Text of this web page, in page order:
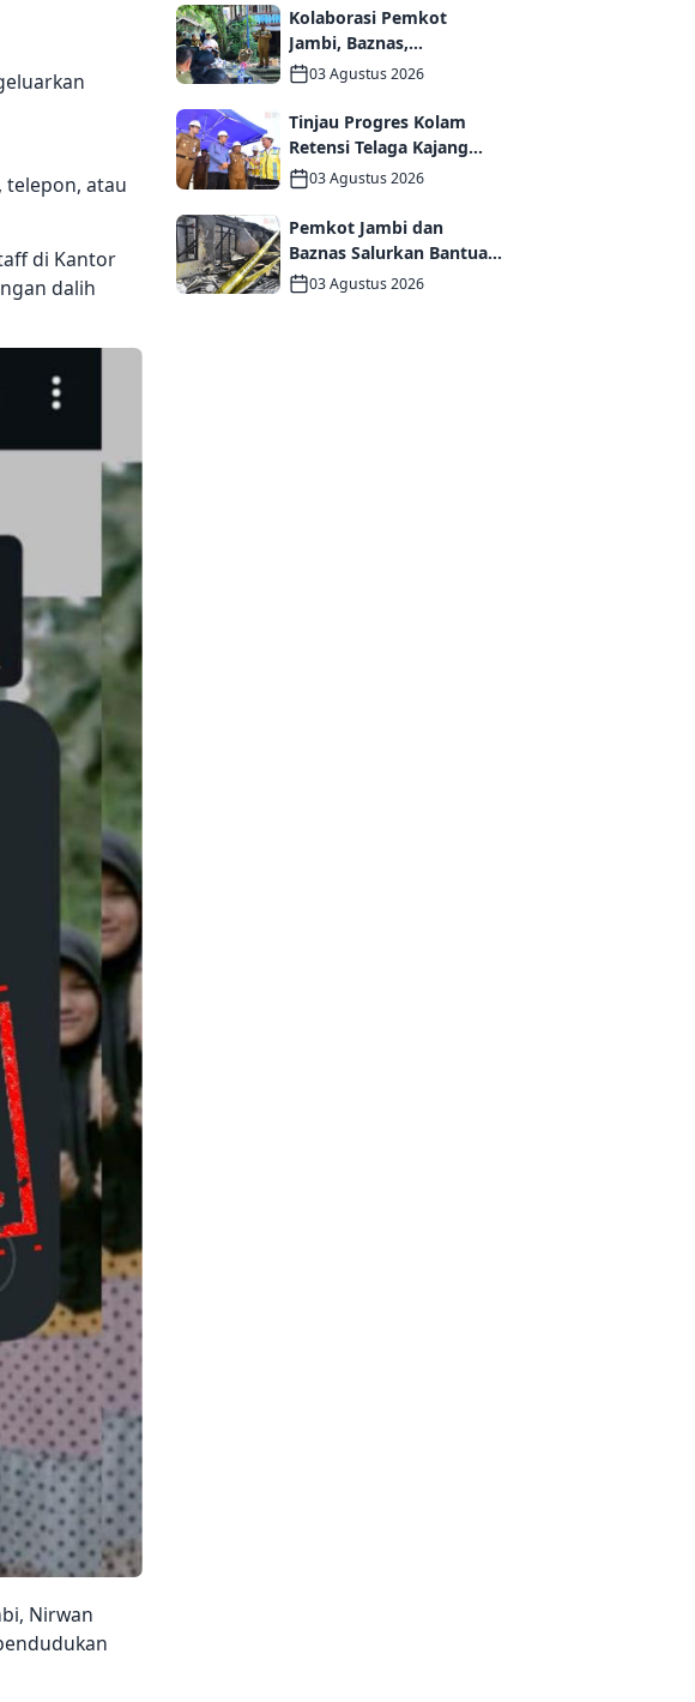
telepon, atau
di Kantor
dalih
Nirwan
dan Kolaborasi dalam
Keberagaman
Kolaborasi Pemkot
Jambi, Baznas,
Pegadaian, dan Lapas
Huni bagi Warga Kurang
Mampu
03 Agustus 2026
Tinjau Progres Kolam
Retensi Telaga Kajang
Lako, Wali Kota Maulana
dan Komisi V DPR RI
Optimistis Kota Jambi
Semakin Dekat Bebas
Banjir
03 Agustus 2026
Pemkot Jambi dan
Baznas Salurkan Bantuan
Tanggap Darurat bagi
03 Agustus 2026